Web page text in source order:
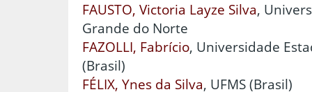
FAUSTO, Victoria Layze Silva,
Grande do Norte
FAZOLLI, Fabrício, Universidade
(Brasil)
FÉLIX, Ynes da Silva, UFMS (Brasil)